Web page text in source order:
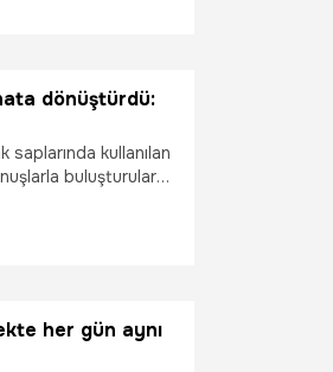
fazla lezzet
dönüştürdü:
saplarında kullanılan
buluşturularak
her gün aynı